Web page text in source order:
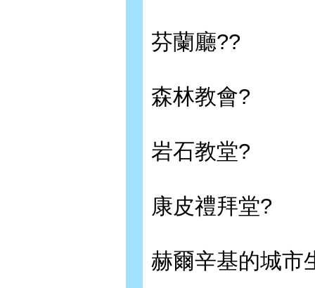
芬蘭廳??
森林教會?
岩石教堂?
康皮禮拜堂?
赫爾辛基的城市